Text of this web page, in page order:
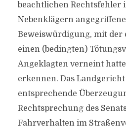
beachtlichen Rechtsfehler
Nebenklägern
Beweiswürdigung, mit der
einen (bedingten)
Angeklagten verneint
erkennen. Das
entsprechende
Rechtsprechung des
Fahrverhalten im